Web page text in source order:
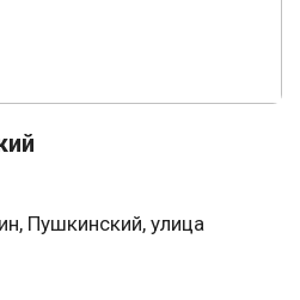
Пушкинский, улица